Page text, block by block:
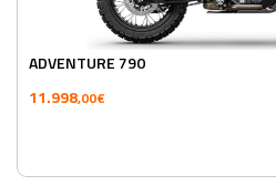
ADVENTURE 790
11.998,00€